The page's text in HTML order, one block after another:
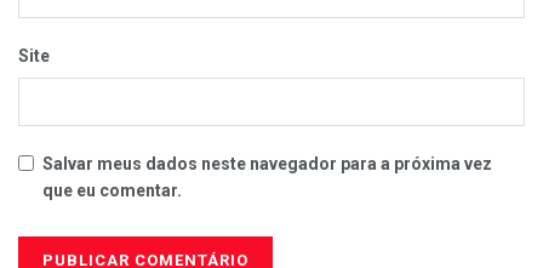
Site
Salvar meus dados neste navegador para a próxima vez
que eu comentar.